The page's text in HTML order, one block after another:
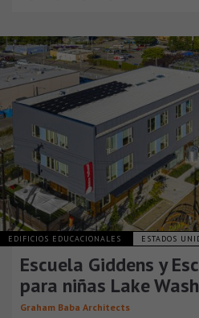
EDIFICIOS EDUCACIONALES ESTADOS
Escuela Giddens y
para niñas Lake
Graham Baba Architects